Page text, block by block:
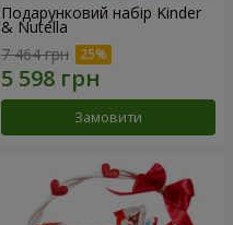
Подарунковий набір Kinder
& Nutella
7 464 грн
Замовити